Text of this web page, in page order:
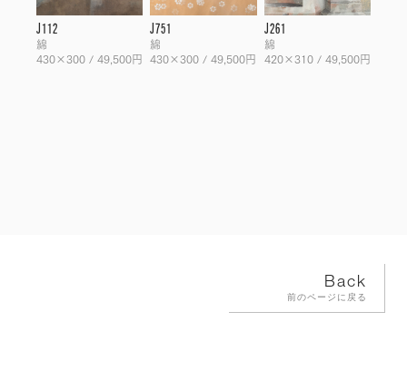
J112
綿
430×300 / 49,500円
J751
綿
430×300 / 49,500円
J261
綿
420×310 / 49,500円
Back
前のページに戻る